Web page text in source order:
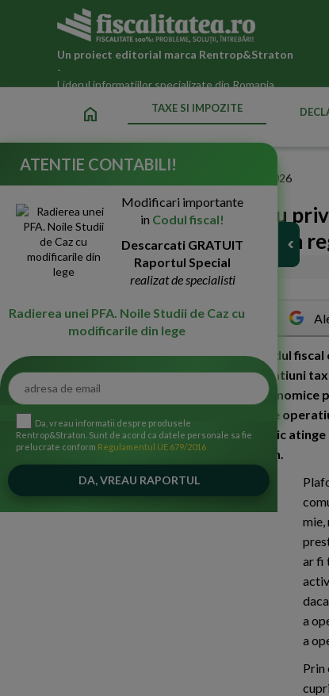
Un proiect editorial marca Rentrop&Straton
-
Liderul informatiilor specializate din Romania
home TAXE SI IMPOZITE
Taxe si impozite datorate statului in 2026
Schimbari importante cu
persoanelor care aplica un
24-Nov-2020 4647
Conform art. 316 alin. (1) lit. b) din Codul
activitate economica ce implica operatiuni
operatiuni rezultate din activitati economice
ar fi deductibila, in cazul in care aceste
TVA daca in cursul unui an calendaristic
care a atins sau a depasit acest plafon.
mie,
ar fi
a
a
Prin
ATENTIE CONTABILI!
Modificari importante
in Codul fiscal!
Descarcati GRATUIT
Raportul Special
realizat de specialisti
Radierea unei PFA. Noile Studii de Caz cu
modificarile din lege
Da, vreau informatii despre produsele
Rentrop&Straton. Sunt de acord ca datele personale sa fie
prelucrate conform Regulamentul UE 679/2016